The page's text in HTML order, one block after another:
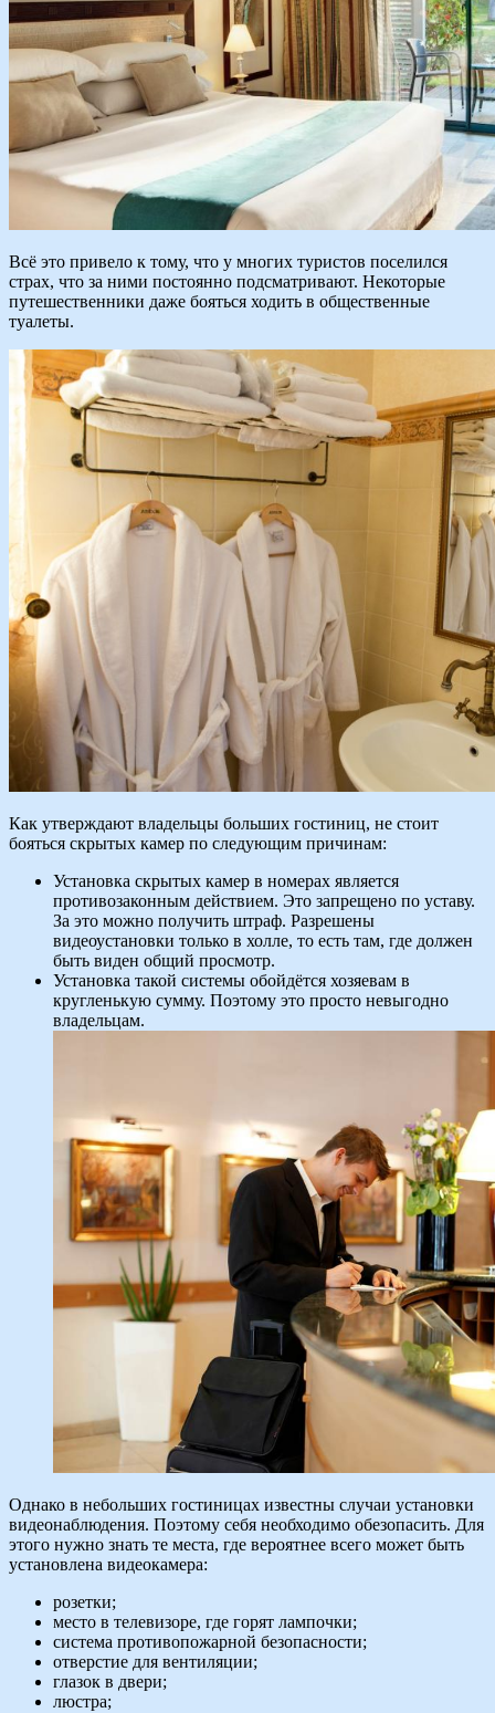
Всё это привело к тому, что у многих туристов поселился
страх, что за ними постоянно подсматривают. Некоторые
путешественники даже бояться ходить в общественные
туалеты.
Как утверждают владельцы больших гостиниц, не стоит
бояться скрытых камер по следующим причинам:
Установка скрытых камер в номерах является
противозаконным действием. Это запрещено по уставу.
За это можно получить штраф. Разрешены
видеоустановки только в холле, то есть там, где должен
быть виден общий просмотр.
Установка такой системы обойдётся хозяевам в
кругленькую сумму. Поэтому это просто невыгодно
владельцам.
Однако в небольших гостиницах известны случаи установки
видеонаблюдения. Поэтому себя необходимо обезопасить. Для
этого нужно знать те места, где вероятнее всего может быть
установлена видеокамера:
розетки;
место в телевизоре, где горят лампочки;
система противопожарной безопасности;
отверстие для вентиляции;
глазок в двери;
люстра;